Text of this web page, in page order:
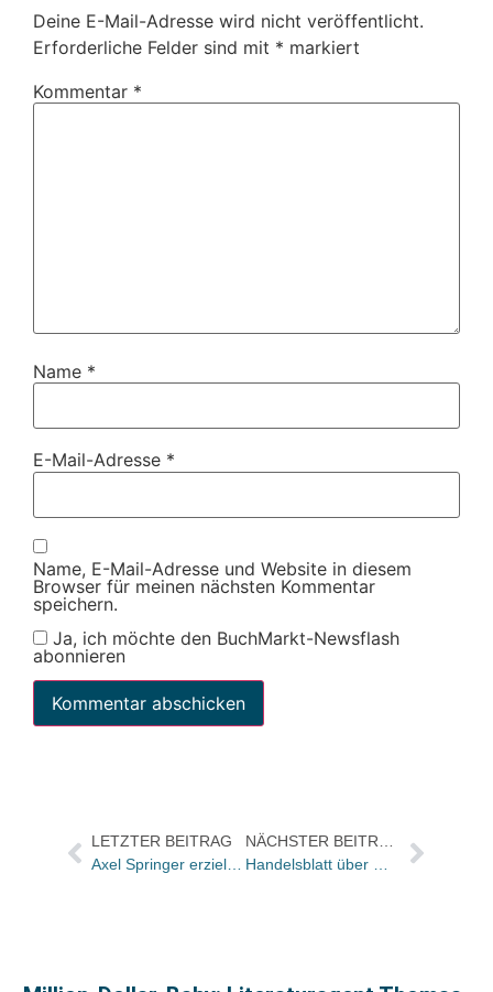
Deine E-Mail-Adresse wird nicht veröffentlicht.
Erforderliche Felder sind mit * markiert
Kommentar *
Name *
E-Mail-Adresse *
Name, E-Mail-Adresse und Website in diesem
Browser für meinen nächsten Kommentar
speichern.
Ja, ich möchte den BuchMarkt-Newsflash
abonnieren
LETZTER BEITRAG
Axel Springer erzielt 2004 höchstes Ergebnis der Unternehmensgeschichte
NÄCHSTER BEITRAG
Handelsblatt über Google Print